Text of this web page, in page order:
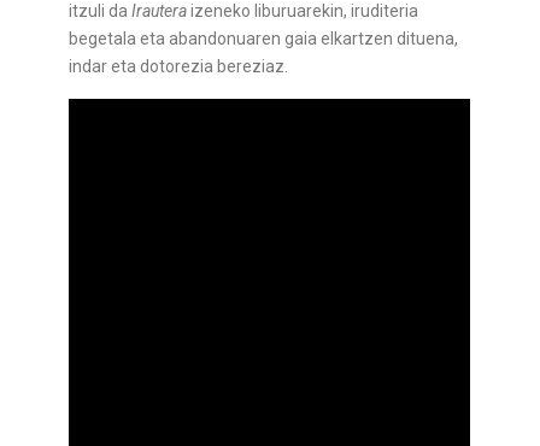
itzuli daIrauteraizeneko liburuarekin, iruditeria
begetala eta abandonuaren gaia elkartzen dituena,
indar eta dotorezia bereziaz.